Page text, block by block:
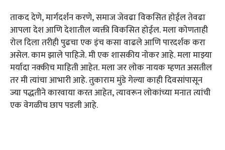
ताकद देणे, मार्गदर्शन करणे, समाज जेवढा विकसित होईल तेवढा
आपला देश आणि देशातील व्यक्ती विकसित होईल. मला कोणताही
रोल दिला तरीही पुढचा एक इंच कसा वाढले आणि पारदर्शक करा
असेल. काम झाले पाहिजे. मी एक शासकीय नोकर आहे. मला माझ्या
मर्यादा नक्कीच माहिती आहेत. मला जर लोक नायक म्हणत असतील
तर मी त्यांचा आभारी आहे. तुकाराम मुंडे गेल्या काही दिवसांपासून
ज्या पद्धतीने कारवाया करत आहेत, त्यावरून लोकांच्या मनात त्यांची
एक वेगळीच छाप पडली आहे.